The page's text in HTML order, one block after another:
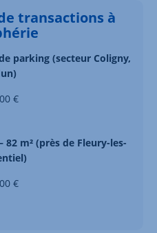
transactions à
parking (secteur Coligny,
€
82 m² (près de Fleury-les-
€